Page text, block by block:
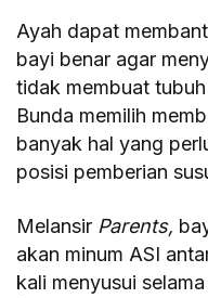
Ayah dapat
bayi benar agar
tidak membuat
Bunda memilih
banyak hal yang
posisi pemberian
Melansir Parents,
akan minum ASI
kali menyusui